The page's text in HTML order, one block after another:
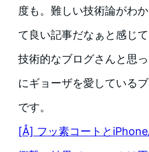
度も。難しい技術論がわ
て良い記事だなぁと感じて
技術的なブログさんと思
にギョーザを愛している
です。
[Å] フッ素コートと